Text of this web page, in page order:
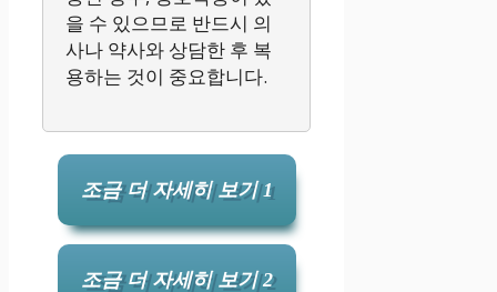
을 수 있으므로 반드시 의
사나 약사와 상담한 후 복
용하는 것이 중요합니다.
조금 더 자세히 보기 1
조금 더 자세히 보기 2